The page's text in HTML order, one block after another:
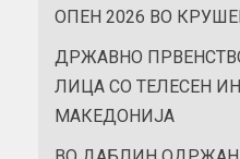
ОПЕН 2026 ВО
ДРЖАВНО
ЛИЦА СО ТЕЛЕСЕН
МАКЕДОНИЈА